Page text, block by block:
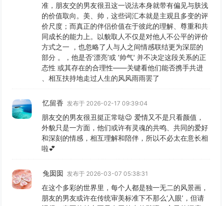
准，朋友交的男友很丑这一说法本身就带有偏见与肤浅
的价值取向。美、帅，这些词汇本就是主观且多变的评
价尺度；而真正的伴侣价值在于彼此的理解、尊重和共
同成长的能力上。以貌取人不仅是对他人不公平的评价
方式之一 ，也忽略了人与人之间情感联结更为深层的
部分 。，他是否‘漂亮’或 ‘帅气' 并不决定这段关系的正
态性 或其存在的合理性——关键看他们能否携手共进
、相互扶持地走过人生的风风雨雨罢了
忆留香 发布于 2026-02-17 09:39:04
朋友交的男友很丑挺正常哒😉 爱情又不是只看颜值，
外貌只是一方面，他们或许有灵魂的共鸣、共同的爱好
和深刻的情感，相互理解和陪伴，所以不必太在意长相
啦💕
兔囡囡 发布于 2026-03-07 05:38:31
在这个多彩的世界里，每个人都是独一无二的风景画，
朋友的男友或许在传统审美标准下不那么‘入眼’，但请